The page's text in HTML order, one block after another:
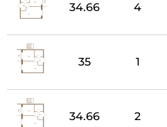
34.66 4
35 1
34.66 2